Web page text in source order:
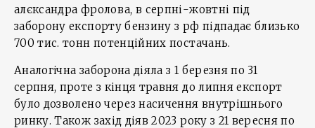
алєксандра фролова, в серпні-жовтні під
заборону експорту бензину з рф підпадає близько
700 тис. тонн потенційних постачань.
Аналогічна заборона діяла з 1 березня по 31
серпня, проте з кінця травня до липня експорт
було дозволено через насичення внутрішнього
ринку. Також захід діяв 2023 року з 21 вересня по